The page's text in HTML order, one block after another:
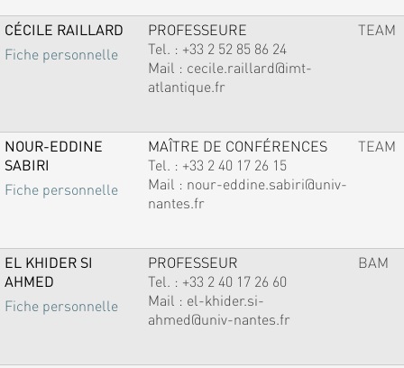
CÉCILE RAILLARD
Fiche personnelle
PROFESSEURE
Tel. : +33 2 52 85 86 24
Mail : cecile.raillard@imt-
atlantique.fr
TEAM
NOUR-EDDINE
SABIRI
Fiche personnelle
MAÎTRE DE CONFÉRENCES
Tel. : +33 2 40 17 26 15
Mail : nour-eddine.sabiri@univ-
nantes.fr
TEAM
EL KHIDER SI
AHMED
Fiche personnelle
PROFESSEUR
Tel. : +33 2 40 17 26 60
Mail : el-khider.si-
ahmed@univ-nantes.fr
BAM